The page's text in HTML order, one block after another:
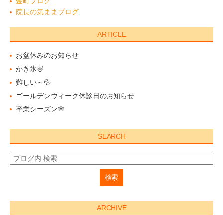
院長の気ままブログ
ARTICLE
お盆休みのお知らせ
かき氷🍧
難しい～💦
ゴールデンウィーク休診日のお知らせ
卒業シーズン🌸
SEARCH
ARCHIVE